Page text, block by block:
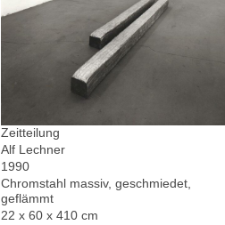
Zeitteilung
Alf Lechner
1990
Chromstahl massiv, geschmiedet,
geflämmt
22 x 60 x 410 cm